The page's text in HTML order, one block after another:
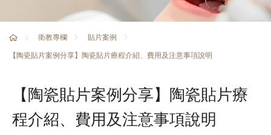
衛教專欄
貼片案例
【陶瓷貼片案例分享】陶瓷貼片療程介紹、費用及注意事項說明
【陶瓷貼片案例分享】陶瓷貼片療
程介紹、費用及注意事項說明